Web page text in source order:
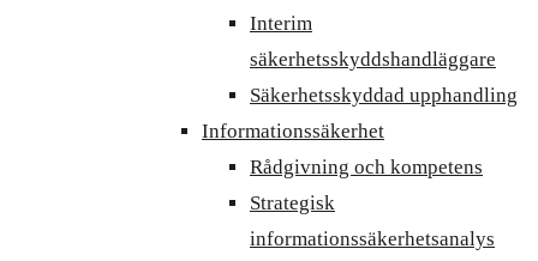
Interim
säkerhetsskyddshandläggare
Säkerhetsskyddad upphandling
Informationssäkerhet
Rådgivning och kompetens
Strategisk
informationssäkerhetsanalys